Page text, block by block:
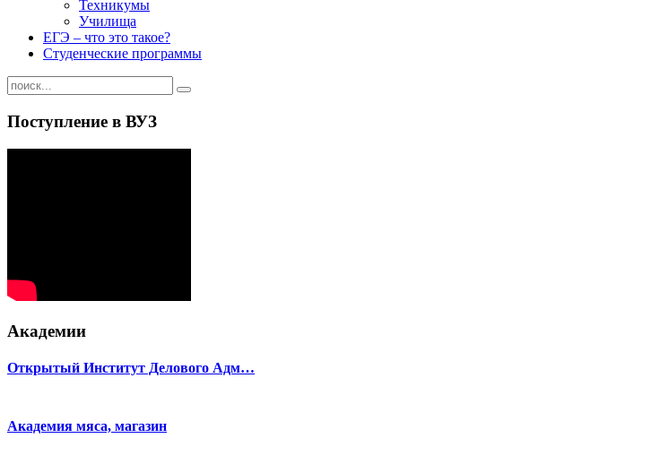
Техникумы
Училища
ЕГЭ – что это такое?
Студенческие программы
Поступление в ВУЗ
Академии
Открытый Институт Делового Адм…
Академия мяса, магазин